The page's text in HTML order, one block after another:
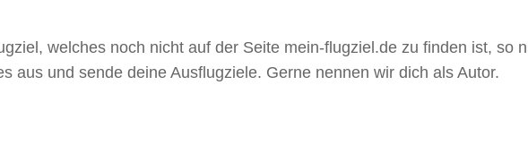
welches noch nicht auf der Seite mein-flugziel.de zu finden ist, so
aus und sende deine Ausflugziele. Gerne nennen wir dich als Autor.